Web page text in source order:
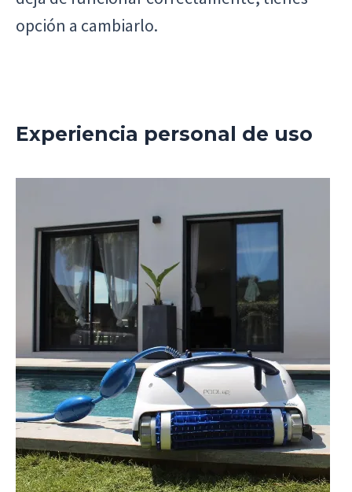
opción a cambiarlo.
Experiencia personal de uso